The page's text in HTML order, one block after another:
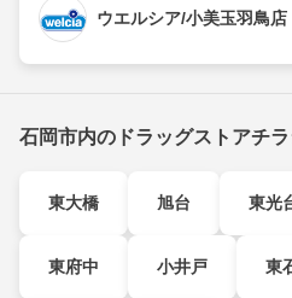
ウエルシア/小美玉羽鳥店
石岡市内のドラッグストアチ
東大橋 旭台 東光
東府中 小井戸 東